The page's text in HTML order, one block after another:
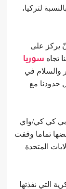
لتركيا،
يركز على
تجاه سوريا
والسلام في
حدودنا مع
"بي كي كي/واي
تماما وقفت
المتحدة
التي نفذتها